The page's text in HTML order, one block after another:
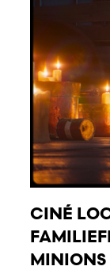
CINÉ
MINIONS